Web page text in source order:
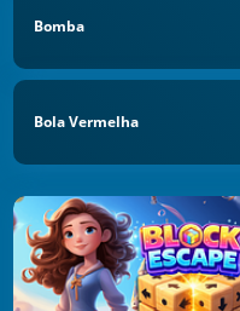
Bomba
Bola Vermelha